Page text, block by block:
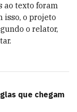
ao texto foram
isso, o projeto
o relator,
que chegam